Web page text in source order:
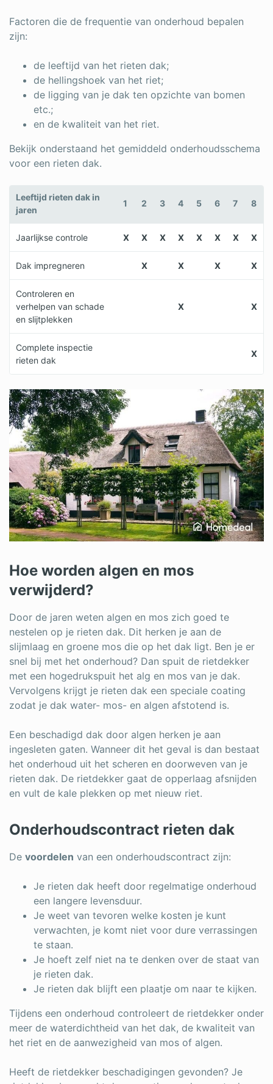
Factoren die de frequentie van onderhoud bepalen
zijn:
de leeftijd van het rieten dak;
de hellingshoek van het riet;
de ligging van je dak ten opzichte van bomen
etc.;
en de kwaliteit van het riet.
Bekijk onderstaand het gemiddeld onderhoudsschema
voor een rieten dak.
Leeftijd rieten dak in
jaren
1 2 3 4 5 6 7 8
Jaarlijkse controle X X X X X X X X
Dak impregneren X X X X
Controleren en
verhelpen van schade
en slijtplekken
X X
Complete inspectie
rieten dak
X
Hoe worden algen en mos
verwijderd?
Door de jaren weten algen en mos zich goed te
nestelen op je rieten dak. Dit herken je aan de
slijmlaag en groene mos die op het dak ligt. Ben je er
snel bij met het onderhoud? Dan spuit de rietdekker
met een hogedrukspuit het alg en mos van je dak.
Vervolgens krijgt je rieten dak een speciale coating
zodat je dak water- mos- en algen afstotend is.
Een beschadigd dak door algen herken je aan
ingesleten gaten. Wanneer dit het geval is dan bestaat
het onderhoud uit het scheren en doorweven van je
rieten dak. De rietdekker gaat de opperlaag afsnijden
en vult de kale plekken op met nieuw riet.
Onderhoudscontract rieten dak
De voordelen van een onderhoudscontract zijn:
Je rieten dak heeft door regelmatige onderhoud
een langere levensduur.
Je weet van tevoren welke kosten je kunt
verwachten, je komt niet voor dure verrassingen
te staan.
Je hoeft zelf niet na te denken over de staat van
je rieten dak.
Je rieten dak blijft een plaatje om naar te kijken.
Tijdens een onderhoud controleert de rietdekker onder
meer de waterdichtheid van het dak, de kwaliteit van
het riet en de aanwezigheid van mos of algen.
Heeft de rietdekker beschadigingen gevonden? Je